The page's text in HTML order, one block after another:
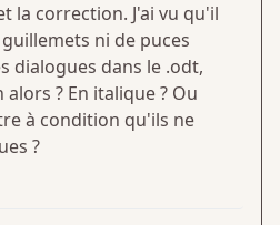
la correction. J'ai vu qu'il
ni de puces
dialogues dans le .odt,
? En italique ? Ou
à condition qu'ils ne
?